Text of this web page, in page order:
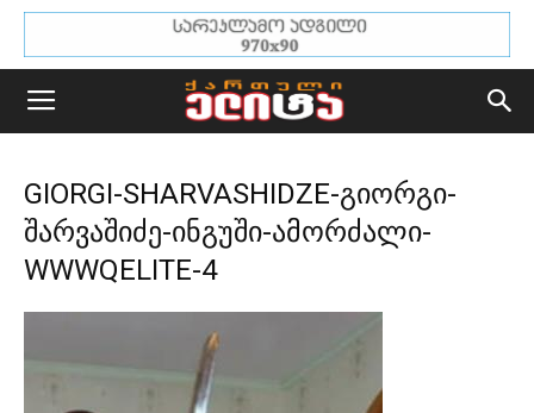
GIORGI-SHARVASHIDZE-გიორგი-
შარვაშიძე-ინგუში-ამორძალი-
WWWQELITE-4